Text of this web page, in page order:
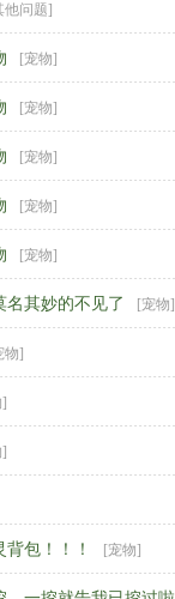
他问题]
[宠物]
[宠物]
[宠物]
[宠物]
[宠物]
名其妙的不见了 [宠物]
物]
]
]
包！！！ [宠物]